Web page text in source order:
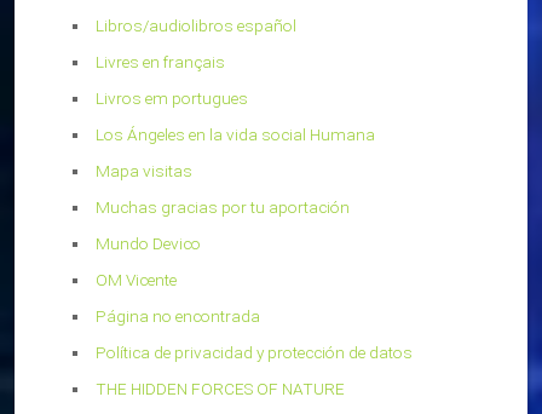
Libros/audiolibros español
Livres en français
Livros em portugues
Los Ángeles en la vida social Humana
Mapa visitas
Muchas gracias por tu aportación
Mundo Devico
OM Vicente
Página no encontrada
Política de privacidad y protección de datos
THE HIDDEN FORCES OF NATURE